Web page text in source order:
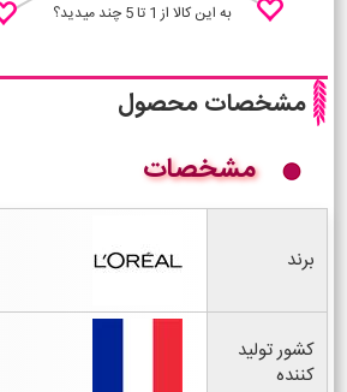
به این کالا از 1 تا 5 چند میدید؟
مشخصات محصول
مشخصات
برند
کشور تولید
کننده